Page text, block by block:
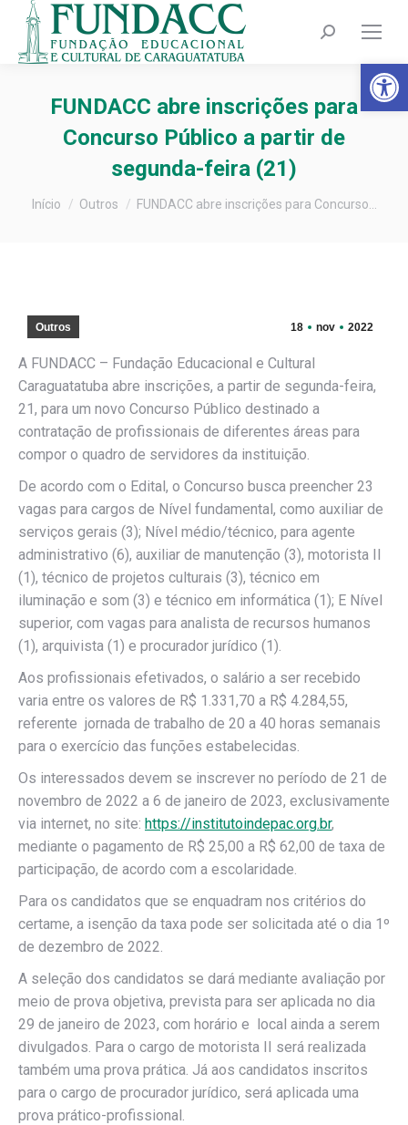
Barra de
Search:
FUNDACC abre inscrições para
Concurso Público a partir de
segunda-feira (21)
Você está aqui:
Início Outros FUNDACC abre inscrições para Concurso…
18 nov 2022
Outros
A FUNDACC – Fundação Educacional e Cultural
Caraguatatuba abre inscrições, a partir de segunda-feira,
21, para um novo Concurso Público destinado a
contratação de profissionais de diferentes áreas para
compor o quadro de servidores da instituição.
De acordo com o Edital, o Concurso busca preencher 23
vagas para cargos de Nível fundamental, como auxiliar de
serviços gerais (3); Nível médio/técnico, para agente
administrativo (6), auxiliar de manutenção (3), motorista II
(1), técnico de projetos culturais (3), técnico em
iluminação e som (3) e técnico em informática (1); E Nível
superior, com vagas para analista de recursos humanos
(1), arquivista (1) e procurador jurídico (1).
Aos profissionais efetivados, o salário a ser recebido
varia entre os valores de R$ 1.331,70 a R$ 4.284,55,
referente jornada de trabalho de 20 a 40 horas semanais
para o exercício das funções estabelecidas.
Os interessados devem se inscrever no período de 21 de
novembro de 2022 a 6 de janeiro de 2023, exclusivamente
via internet, no site: https://institutoindepac.org.br,
mediante o pagamento de R$ 25,00 a R$ 62,00 de taxa de
participação, de acordo com a escolaridade.
Para os candidatos que se enquadram nos critérios do
certame, a isenção da taxa pode ser solicitada até o dia 1º
de dezembro de 2022.
A seleção dos candidatos se dará mediante avaliação por
meio de prova objetiva, prevista para ser aplicada no dia
29 de janeiro de 2023, com horário e local ainda a serem
divulgados. Para o cargo de motorista II será realizada
também uma prova prática. Já aos candidatos inscritos
para o cargo de procurador jurídico, será aplicada uma
prova prático-profissional.